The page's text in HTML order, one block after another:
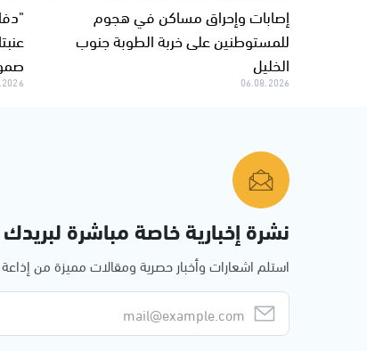
إصابات وإحراق مساكن في هجوم
للمستوطنين على خربة الطوبة جنوب
الخليل
06.08.2026
نشرة إخبارية خاصة مباشرة لبريدك
استلم اشعارات وأخبار حصرية ومقالات مميزة من